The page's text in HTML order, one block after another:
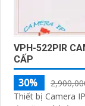
VPH-522PIR
CẤP
30%
Thiết bị Camera